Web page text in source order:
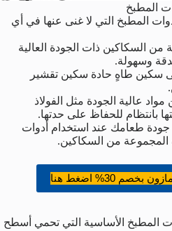
المطبخ
المطبخ التي لا غنى عنها في أي
من السكاكين ذات الجودة العالية
وسهولة.
سكين طاهٍ حادة سكين تقشير
عالية الجودة مثل الفولاذ
بانتظام للحفاظ على حدتها.
طعامك عند استخدام أدوات
المجموعة من السكاكين.
30% اضغط هنا
المطبخ الأساسية التي تحمي أسطح